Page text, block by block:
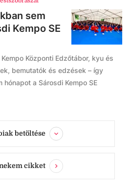
sem
Kempo SE
Kempo Központi Edzőtábor, kyu és
bemutatók és edzések – így
a Sárosdi Kempo SE
betöltése
cikket